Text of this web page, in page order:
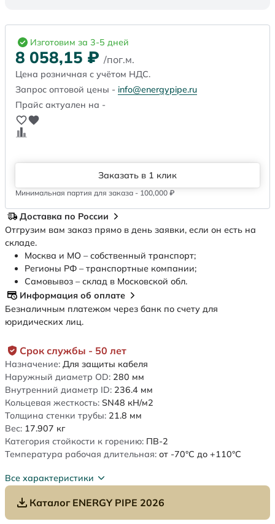
Срок службы - 50 лет
Назначение: Для защиты кабеля
Наружный диаметр OD: 280 мм
Внутренний диаметр ID: 236.4 мм
Кольцевая жесткость: SN48 кН/м2
Толщина стенки трубы: 21.8 мм
Вес: 17.907 кг
Категория стойкости к горению: ПВ-2
Температура рабочая длительная: от -70°C до +110°C
Все характеристики
Каталог ENERGY PIPE 2026
Изготовим за 3-5 дней
8 058,15 ₽ /пог.м.
Цена розничная с учётом НДС.
Запрос оптовой цены - info@energypipe.ru
Прайс актуален на -
Заказать в 1 клик
Минимальная партия для заказа - 100,000 ₽
Доставка по России
Отгрузим вам заказ прямо в день заявки, если он есть на
складе.
Москва и МО – собственный транспорт;
Регионы РФ – транспортные компании;
Самовывоз – склад в Московской обл.
Информация об оплате
Безналичным платежом через банк по счету для
юридических лиц.